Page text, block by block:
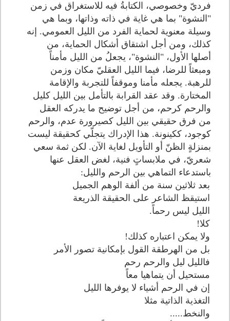
فرديّ وخصوصي، الكتابةُ فيه للاستغراق في زمن
"النشوة" بما هي غاية في ذاته وذاتها، وبما هي
وسيلة معنوية لحماية الفرد من الليل العمومي. إنه
كذلك، ومن أجل اشتقاق أشكال الحماية، من
أصلها الأول، "النشوة"، يجعلُ من الليل مأمناً
ومبعثاً للرضا، فيما الليل العقليّ مكان وزمن
للرهبة. يجعله مأمنا وموقفاً للتجربة والإقامة
المختارة. وقد عقد القرابة بالتأمل بين الليل كليل
والرحم كرحم، من أجل توضيح ما يدركه العقل
من فرق حقيقي بين الليل كصيرورة عدم، والرحم
كوجود، ككينونة. هذا الإدراك يتجلّي كحقيقة ليست
بمنزلةٍ الظنّ أو التأويل لغاية الآن. لكن ثمة سعي
شعريّ، في ملابساتٍ فنية، لغض العقل عنها
باستدعاء التماهي بين الرحم والليل:
بعد ثلاثين سنة من ألفة الوهم الجميل
استيقظ الشاعر على الحقيقة الذريعة
الليل ليس رحماً.
كلا!
ولا يمكن اعتباره كذلك!
بل من الهرطقة القول بإمكانية تصور الأمر
فالليل ليل والرحم رحم
مستحيل أن يتماهيا معاً
إن في الرحم أشياء لا يوفرها الليل
التغذية الذاتية مثلا
والنخط.....